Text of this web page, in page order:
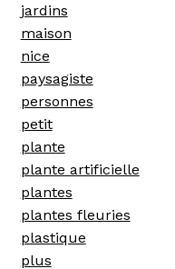
jardins
maison
nice
paysagiste
personnes
petit
plante
plante artificielle
plantes
plantes fleuries
plastique
plus